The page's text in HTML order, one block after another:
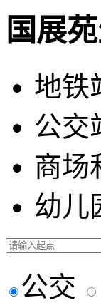
国展
地铁
公交
商场
幼儿
公交